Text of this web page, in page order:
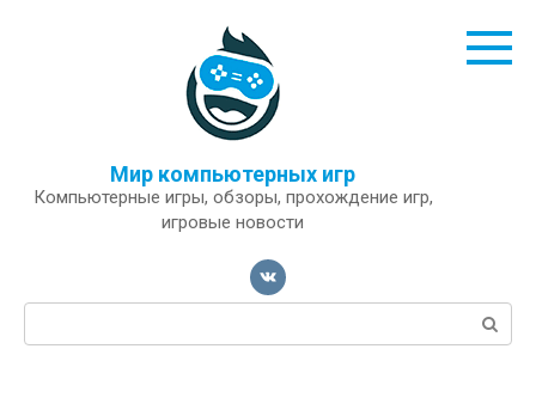
Мир компьютерных игр
Компьютерные игры, обзоры, прохождение игр,
игровые новости
Поиск: